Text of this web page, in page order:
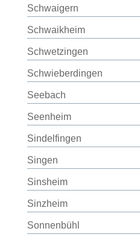
Schwaigern
Schwaikheim
Schwetzingen
Schwieberdingen
Seebach
Seenheim
Sindelfingen
Singen
Sinsheim
Sinzheim
Sonnenbühl